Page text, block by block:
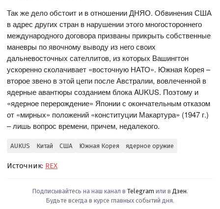
Так же дело обстоит и в отношении ДНЯО. Обвинения США
в адрес других стран в нарушении этого многостороннего
международного договора призваны прикрыть собственные
маневры по явочному выводу из него своих
дальневосточных сателлитов, из которых Вашингтон
ускоренно сколачивает «восточную НАТО». Южная Корея –
второе звено в этой цепи после Австралии, вовлеченной в
ядерные авантюры созданием блока AUKUS. Поэтому и
«ядерное перерождение» Японии с окончательным отказом
от «мирных» положений «конституции Макартура» (1947 г.)
– лишь вопрос времени, причем, недалекого.
AUKUS Китай США Южная Корея ядерное оружие
Источник: REX
Подписывайтесь на наш канал в Telegram или в Дзен.
Будьте всегда в курсе главных событий дня.